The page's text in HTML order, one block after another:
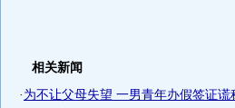
相关新闻
·为不让父母失望 一男青年办假签证谎